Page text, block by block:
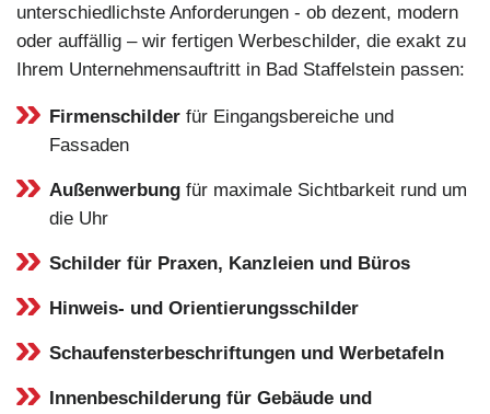
unterschiedlichste Anforderungen - ob dezent, modern
oder auffällig – wir fertigen Werbeschilder, die exakt zu
Ihrem Unternehmensauftritt in Bad Staffelstein passen:
Firmenschilder für Eingangsbereiche und
Fassaden
Außenwerbung für maximale Sichtbarkeit rund um
die Uhr
Schilder für Praxen, Kanzleien und Büros
Hinweis- und Orientierungsschilder
Schaufensterbeschriftungen und Werbetafeln
Innenbeschilderung für Gebäude und